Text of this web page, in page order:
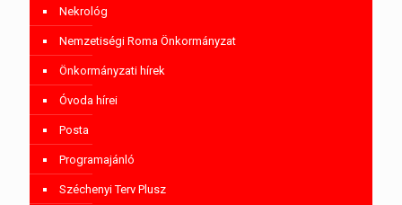
Nekrológ
Nemzetiségi Roma Önkormányzat
Önkormányzati hírek
Óvoda hírei
Posta
Programajánló
Széchenyi Terv Plusz